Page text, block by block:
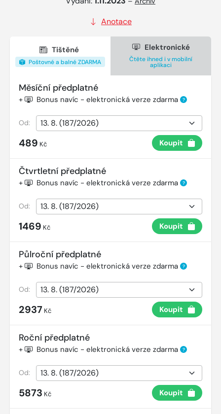
Anotace
Tištěné
Poštovné a balné ZDARMA
Elektronické
Čtěte ihned i v mobilní
aplikaci
Měsíční předplatné
+ Bonus navíc - elektronická verze zdarma ?
Od:
489 Kč Koupit
Čtvrtletní předplatné
+ Bonus navíc - elektronická verze zdarma ?
Od:
1469 Kč Koupit
Půlroční předplatné
+ Bonus navíc - elektronická verze zdarma ?
Od:
2937 Kč Koupit
Roční předplatné
+ Bonus navíc - elektronická verze zdarma ?
Od:
5873 Kč Koupit